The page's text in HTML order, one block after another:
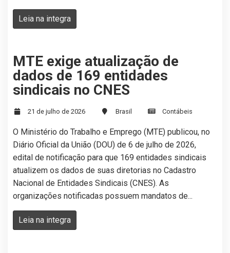
Leia na integra
MTE exige atualização de
dados de 169 entidades
sindicais no CNES
21 de julho de 2026 Brasil Contábeis
O Ministério do Trabalho e Emprego (MTE) publicou, no
Diário Oficial da União (DOU) de 6 de julho de 2026,
edital de notificação para que 169 entidades sindicais
atualizem os dados de suas diretorias no Cadastro
Nacional de Entidades Sindicais (CNES). As
organizações notificadas possuem mandatos de...
Leia na integra